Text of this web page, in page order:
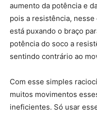
aumento da potência e
pois a resistência,
está puxando o braço
potência do soco a
sentindo contrário ao
Com esse simples
muitos movimentos
ineficientes. Só usar